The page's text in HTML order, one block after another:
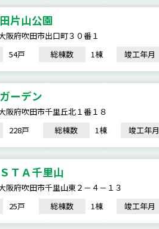
片山公園
阪府吹田市出口町３０番１
54戸 総棟数 1棟 竣工年月
ーデン
阪府吹田市千里丘北１番１８
228戸 総棟数 1棟 竣工年月
ＴＡ千里山
阪府吹田市千里山東２－４－１３
25戸 総棟数 1棟 竣工年月